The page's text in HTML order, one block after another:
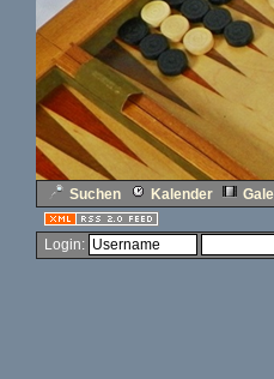
Suchen Kalender
Login: